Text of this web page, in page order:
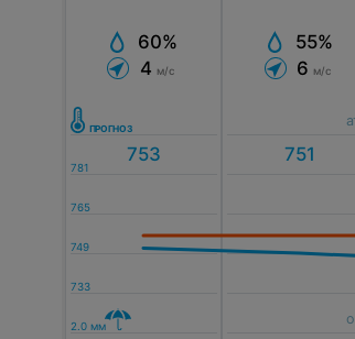
60%
4 м/с
55%
6 м/с